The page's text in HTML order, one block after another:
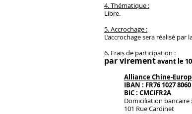
4. Thématique :
Libre.
5. Accrochage :
L’accrochage sera réalisé
6. Frais de participation :
par virementavant le
Alliance Chine-
IBAN : FR76 1027
BIC : CMCIFR2A
Domiciliation bancaire
101 Rue Cardinet